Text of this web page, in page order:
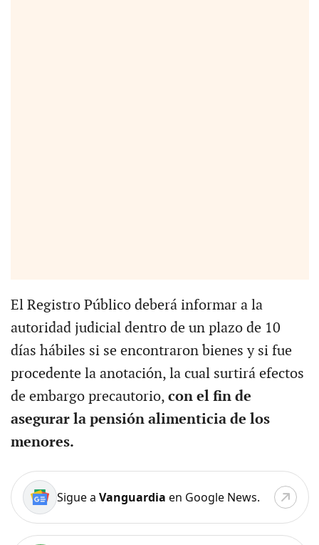
El Registro Público deberá informar a la
autoridad judicial dentro de un plazo de 10
días hábiles si se encontraron bienes y si fue
procedente la anotación, la cual surtirá efectos
de embargo precautorio, con el fin de
asegurar la pensión alimenticia de los
menores.
Sigue a Vanguardia en Google News.